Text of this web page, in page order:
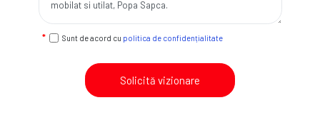
Sunt de acord cu politica de confidențialitate
Solicită vizionare